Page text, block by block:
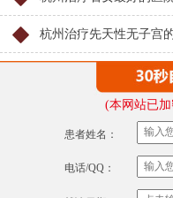
杭州治疗先天性无子宫
(本网站已
患者姓名：
电话/QQ：